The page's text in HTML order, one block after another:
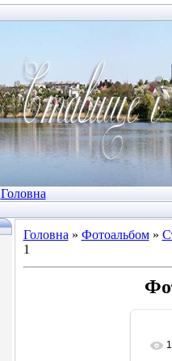
Головна
Головна » Фотоальбом»
1